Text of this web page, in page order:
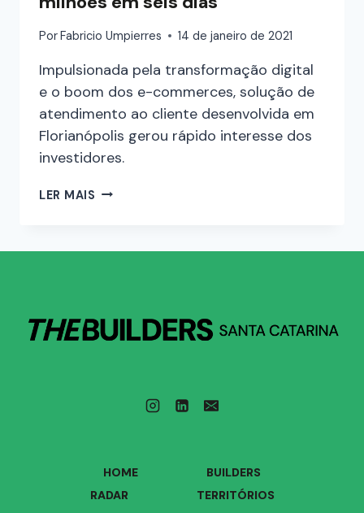
PorFabricio Umpierres 14 de janeiro de 2021
Impulsionada pela transformação digital
e o boom dos e-commerces, solução de
atendimento ao cliente desenvolvida em
Florianópolis gerou rápido interesse dos
investidores.
LER MAIS
HOME
BUILDERS
RADAR
TERRITÓRIOS